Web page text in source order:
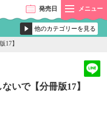
発売日 メニュー
17】
いで【分冊版17】